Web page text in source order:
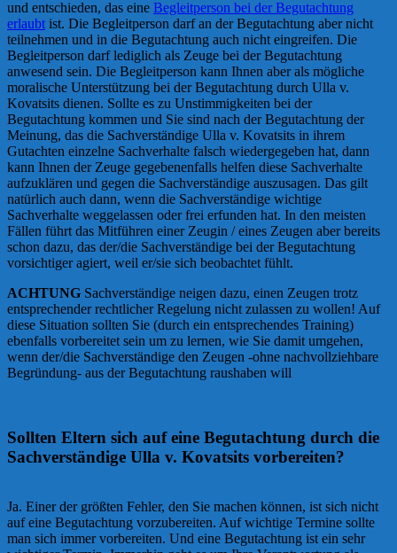
und entschieden, das eine Begleitperson bei der Begutachtung
erlaubt ist. Die Begleitperson darf an der Begutachtung aber nicht
teilnehmen und in die Begutachtung auch nicht eingreifen. Die
Begleitperson darf lediglich als Zeuge bei der Begutachtung
anwesend sein. Die Begleitperson kann Ihnen aber als mögliche
moralische Unterstützung bei der Begutachtung durch Ulla v.
Kovatsits dienen. Sollte es zu Unstimmigkeiten bei der
Begutachtung kommen und Sie sind nach der Begutachtung der
Meinung, das die Sachverständige Ulla v. Kovatsits in ihrem
Gutachten einzelne Sachverhalte falsch wiedergegeben hat, dann
kann Ihnen der Zeuge gegebenenfalls helfen diese Sachverhalte
aufzuklären und gegen die Sachverständige auszusagen. Das gilt
natürlich auch dann, wenn die Sachverständige wichtige
Sachverhalte weggelassen oder frei erfunden hat. In den meisten
Fällen führt das Mitführen einer Zeugin / eines Zeugen aber bereits
schon dazu, das der/die Sachverständige bei der Begutachtung
vorsichtiger agiert, weil er/sie sich beobachtet fühlt.
ACHTUNG Sachverständige neigen dazu, einen Zeugen trotz
entsprechender rechtlicher Regelung nicht zulassen zu wollen! Auf
diese Situation sollten Sie (durch ein entsprechendes Training)
ebenfalls vorbereitet sein um zu lernen, wie Sie damit umgehen,
wenn der/die Sachverständige den Zeugen -ohne nachvollziehbare
Begründung- aus der Begutachtung raushaben will
Sollten Eltern sich auf eine Begutachtung durch die
Sachverständige Ulla v. Kovatsits vorbereiten?
Ja. Einer der größten Fehler, den Sie machen können, ist sich nicht
auf eine Begutachtung vorzubereiten. Auf wichtige Termine sollte
man sich immer vorbereiten. Und eine Begutachtung ist ein sehr